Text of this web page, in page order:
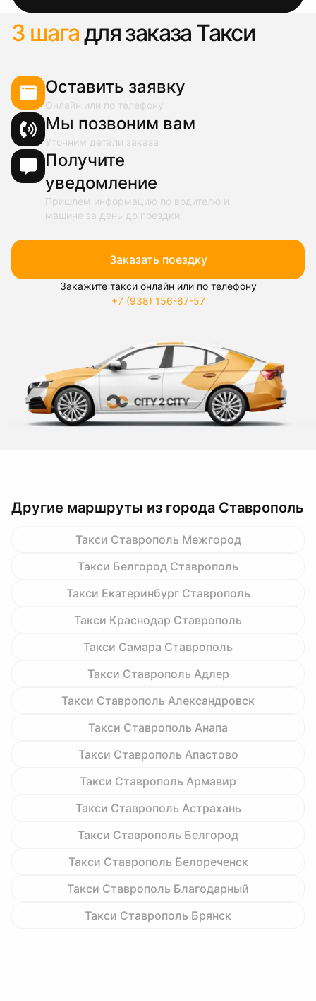
3 шагадля заказа Такси
Оставить заявку
Онлайн или по телефону
Мы позвоним вам
Уточним детали заказа
Получите
уведомление
Пришлем информацию по водителю и
машине за день до поездки
Заказать поездку
Закажите такси онлайн или по телефону
+7 (938) 156-87-57
Другие маршруты из города Ставрополь
Такси Ставрополь Межгород
Такси Белгород Ставрополь
Такси Екатеринбург Ставрополь
Такси Краснодар Ставрополь
Такси Самара Ставрополь
Такси Ставрополь Адлер
Такси Ставрополь Александровск
Такси Ставрополь Анапа
Такси Ставрополь Апастово
Такси Ставрополь Армавир
Такси Ставрополь Астрахань
Такси Ставрополь Белгород
Такси Ставрополь Белореченск
Такси Ставрополь Благодарный
Такси Ставрополь Брянск